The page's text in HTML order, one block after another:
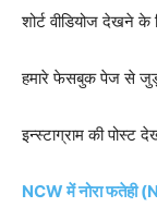
शोर्ट वीडियोज देखने के
हमारे फेसबुक पेज से
इन्स्टाग्राम की
NCW में नोरा फतेही